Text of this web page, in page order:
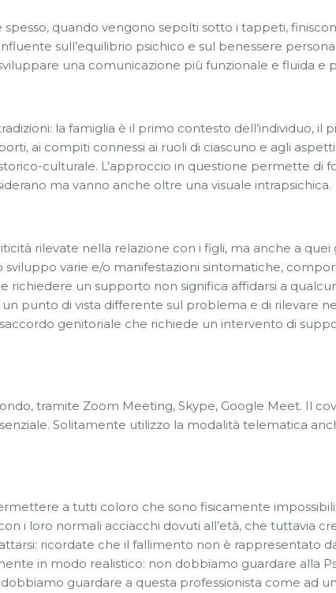
quando vengono sepolti sotto i tappeti,
sull’equilibrio psichico e sul benessere
una comunicazione più funzionale e fluida e
la famiglia è il primo contesto dell’individuo,
ai compiti connessi ai ruoli di ciascuno e agli
culturale. L’approccio in questione permette di
ma vanno anche oltre una visuale intrapsichica.
rilevate nella relazione con i figli, ma anche a
sviluppo varie e/o manifestazioni sintomatiche,
richiedere un supporto non significa affidarsi a
punto di vista differente sul problema e di rilevare
genitoriale che richiede un intervento di
tramite Zoom Meeting, Skype, Google Meet. Il
Solitamente utilizzo la modalità telematica
a tutti coloro che sono fisicamente
i loro normali acciacchi dovuti all’età, che tuttavia
ricordate che il fallimento non è rappresentato
in modo realistico: non dobbiamo guardare alla
guardare a questa professionista come ad